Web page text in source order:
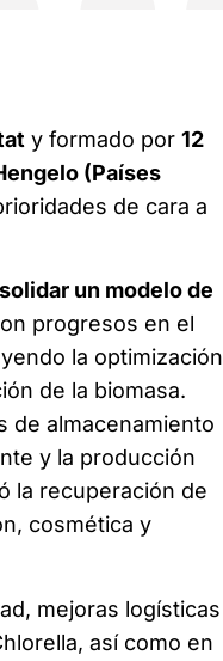
y formado por 12
(Países
de cara a
un modelo de
progresos en el
la optimización
de la biomasa.
de almacenamiento
y la producción
la recuperación de
cosmética y
mejoras logísticas
así como en